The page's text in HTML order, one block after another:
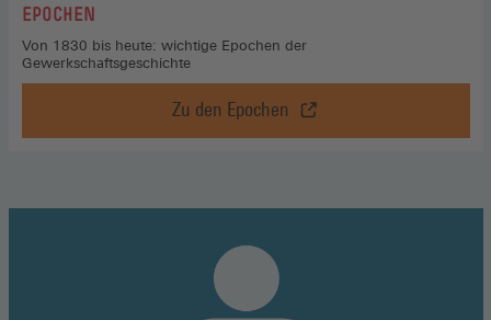
:EPOCHEN
Von 1830 bis heute: wichtige Epochen der
Gewerkschaftsgeschichte
Zu den Epochen
Epochen,
Zu
in
einem
neuen
Fenster)